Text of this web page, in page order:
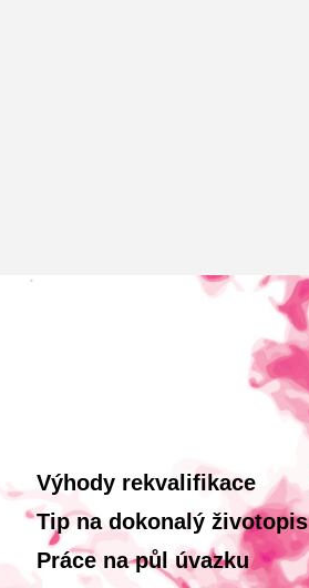
Výhody rekvalifikace
Tip na dokonalý životopis
Práce na půl úvazku